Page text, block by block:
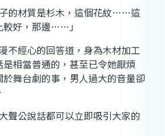
的材質是杉木，這個花紋……這
較好，那邊…… 」
不經心的回答道，身為木材加工
相當普通的，甚至已令她厭煩
舞台劇的事，男人過大的音量卻
聲公說話都可以立即吸引大家的